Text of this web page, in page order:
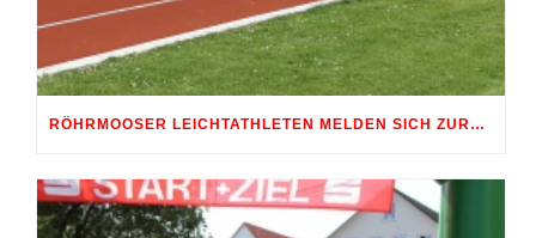
RÖHRMOOSER LEICHTATHLETEN MELDEN SICH ZURÜCK AUF DER WETTKAMPFBÜHNE